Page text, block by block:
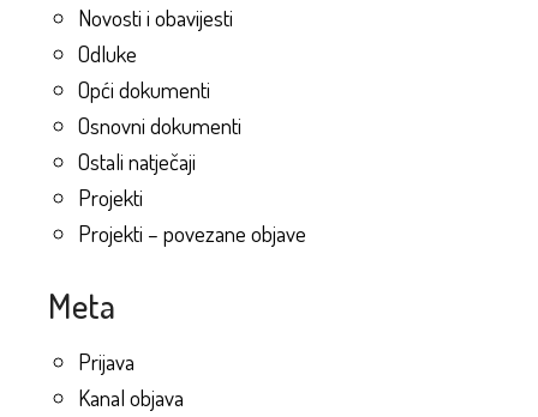
Novosti i obavijesti
Odluke
Opći dokumenti
Osnovni dokumenti
Ostali natječaji
Projekti
Projekti – povezane objave
Meta
Prijava
Kanal objava